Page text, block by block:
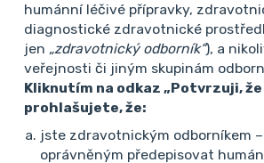
prof. MUDr. Jiří
19. 9. 2024 18:04
Dobrý den, souhlasím s panem
humánní léčivé přípravky,
diagnostické zdravotnické
jen „zdravotnický odborník“), a
veřejnosti či jiným skupinám
Kliknutím na odkaz „Potvrzuji,
prohlašujete, že:
jste zdravotnickým odborníkem
oprávněným předepisovat